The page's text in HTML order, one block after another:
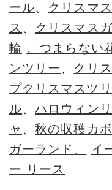
ール、 クリスマ
ス 、 クリスマス
輪 、つまらない
ンツリー、 クリ
プクリスマスツ
ル、ハロウィン
ャ 、秋の収穫カ
ガーランド、
イ
ー リース